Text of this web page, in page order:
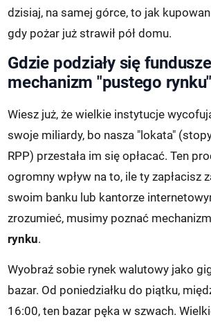
dzisiaj, na samej górce, to jak
gdy pożar już strawił pół domu.
Gdzie podziały się
mechanizm "pustego rynku"
Wiesz już, że wielkie instytucje
swoje miliardy, bo nasza "lokata"
RPP) przestała im się opłacać. Ten
ogromny wpływ na to, ile ty zapłacisz
swoim banku lub kantorze
zrozumieć, musimy poznać
rynku.
Wyobraź sobie rynek walutowy jako
bazar. Od poniedziałku do piątku,
16:00, ten bazar pęka w szwach.